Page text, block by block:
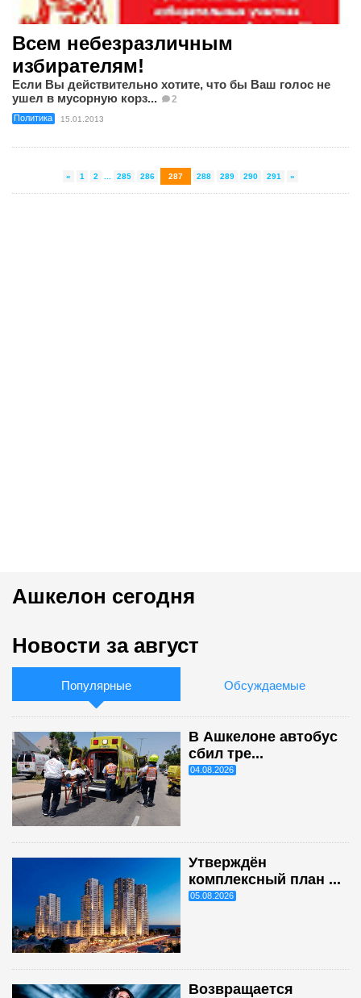
Всем небезразличным
избирателям!
Если Вы действительно хотите, что бы Ваш голос не
ушел в мусорную корз...
2
Политика 15.01.2013
« 1 2 ... 285 286 287 288 289 290 291 »
Ашкелон сегодня
Новости за август
Популярные Обсуждаемые
В Ашкелоне автобус
сбил тре...
04.08.2026
Утверждён
комплексный план ...
05.08.2026
Возвращается